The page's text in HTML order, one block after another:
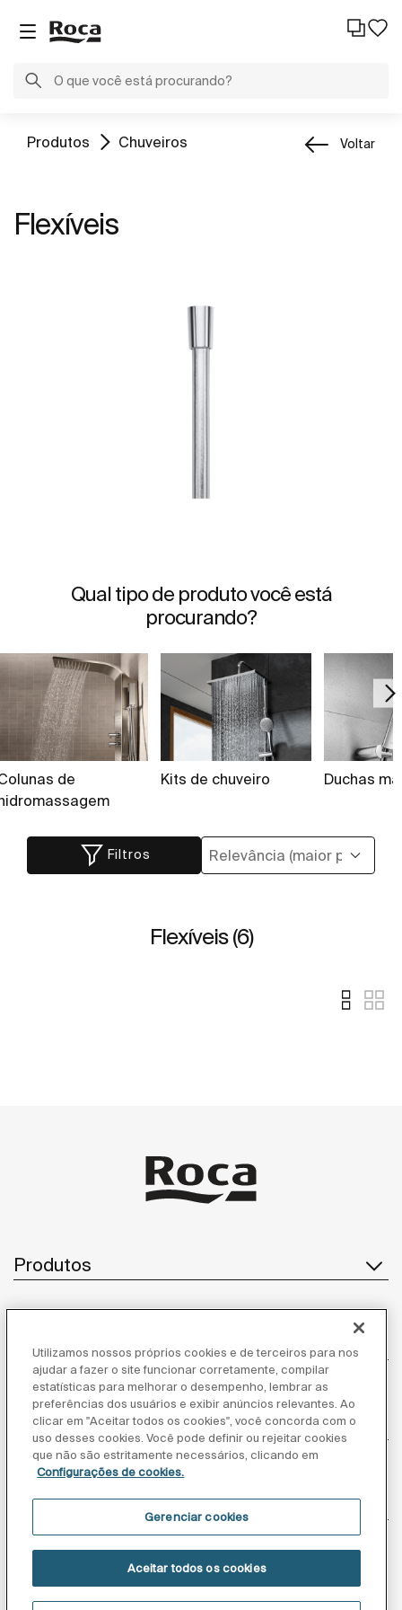
Produtos Chuveiros Voltar
Flexíveis
Qual tipo de produto você está
procurando?
de
Kits de chuveiro Duchas
Filtros
Flexíveis (6)
Produtos
Atendimento ao cliente
Sobre nós
Inspiração
Siga-nos
Utilizamos nossos próprios cookies e de terceiros para nos
ajudar a fazer o site funcionar corretamente, compilar
estatísticas para melhorar o desempenho, lembrar as
preferências dos usuários e exibir anúncios relevantes. Ao
clicar em "Aceitar todos os cookies", você concorda com o
uso desses cookies. Você pode definir ou rejeitar cookies
que não são estritamente necessários, clicando em
Configurações de cookies.
Gerenciar cookies
Aceitar todos os cookies